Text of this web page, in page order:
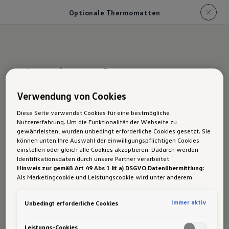
Optionale Thermomatten
Optionale
Thermomatten
Grand California
Abends einfach wohlfühlen:Mit den neuen,
Grand California im Handumdrehen in einen
dunkeln sie zuverlässig ab, schaffen Privatsphäre
Verwendung von Cookies
Diese Seite verwendet Cookies für eine bestmögliche
Nutzererfahrung. Um die Funktionalität der Webseite zu
gewährleisten, wurden unbedingt erforderliche Cookies gesetzt. Sie
können unten Ihre Auswahl der einwilligungspflichtigen Cookies
einstellen oder gleich alle Cookies akzeptieren. Dadurch werden
Identifikationsdaten durch unsere Partner verarbeitet.
Hinweis zur gemäß Art 49 Abs 1 lit a) DSGVO Datenübermittlung:
Als Marketingcookie und Leistungscookie wird unter anderem
Daten in die USA (insbesondere dort an die Google LLC) weitergibt.
Unbedingt erforderliche Cookies Immer aktiv
Leistungs-Cookies